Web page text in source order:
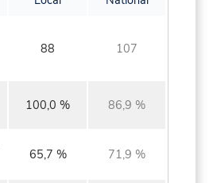
88 107
100,0 % 86,9 %
65,7 % 71,9 %